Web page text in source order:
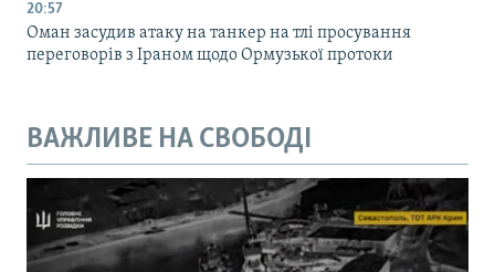
20:57
Оман засудив атаку на танкер на тлі просування
переговорів з Іраном щодо Ормузької протоки
ВАЖЛИВЕ НА СВОБОДІ